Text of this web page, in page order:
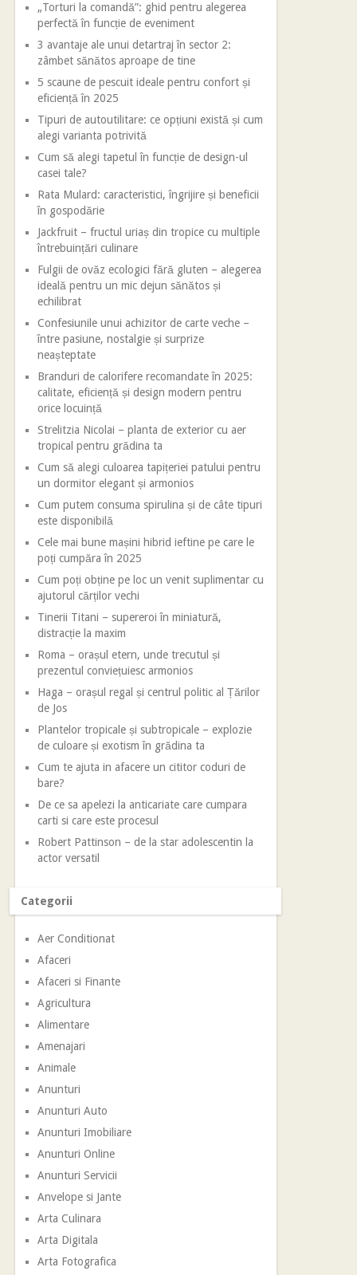
„Torturi la comandă”: ghid pentru alegerea
perfectă în funcție de eveniment
3 avantaje ale unui detartraj în sector 2:
zâmbet sănătos aproape de tine
5 scaune de pescuit ideale pentru confort și
eficiență în 2025
Tipuri de autoutilitare: ce opțiuni există și cum
alegi varianta potrivită
Cum să alegi tapetul în funcție de design-ul
casei tale?
Rata Mulard: caracteristici, îngrijire și beneficii
în gospodărie
Jackfruit – fructul uriaș din tropice cu multiple
întrebuințări culinare
Fulgii de ovăz ecologici fără gluten – alegerea
ideală pentru un mic dejun sănătos și
echilibrat
Confesiunile unui achizitor de carte veche –
între pasiune, nostalgie și surprize
neașteptate
Branduri de calorifere recomandate în 2025:
calitate, eficiență și design modern pentru
orice locuință
Strelitzia Nicolai – planta de exterior cu aer
tropical pentru grădina ta
Cum să alegi culoarea tapițeriei patului pentru
un dormitor elegant și armonios
Cum putem consuma spirulina și de câte tipuri
este disponibilă
Cele mai bune mașini hibrid ieftine pe care le
poți cumpăra în 2025
Cum poți obține pe loc un venit suplimentar cu
ajutorul cărților vechi
Tinerii Titani – supereroi în miniatură,
distracție la maxim
Roma – orașul etern, unde trecutul și
prezentul conviețuiesc armonios
Haga – orașul regal și centrul politic al Țărilor
de Jos
Plantelor tropicale și subtropicale – explozie
de culoare și exotism în grădina ta
Cum te ajuta in afacere un cititor coduri de
bare?
De ce sa apelezi la anticariate care cumpara
carti si care este procesul
Robert Pattinson – de la star adolescentin la
actor versatil
Categorii
Aer Conditionat
Afaceri
Afaceri si Finante
Agricultura
Alimentare
Amenajari
Animale
Anunturi
Anunturi Auto
Anunturi Imobiliare
Anunturi Online
Anunturi Servicii
Anvelope si Jante
Arta Culinara
Arta Digitala
Arta Fotografica